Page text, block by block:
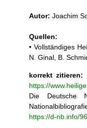
Autor: Joachim
Quellen:
• Vollständiges
N. Ginal, B.
korrekt zitieren:
https://
Die Deutsche
https://d-nb.info/